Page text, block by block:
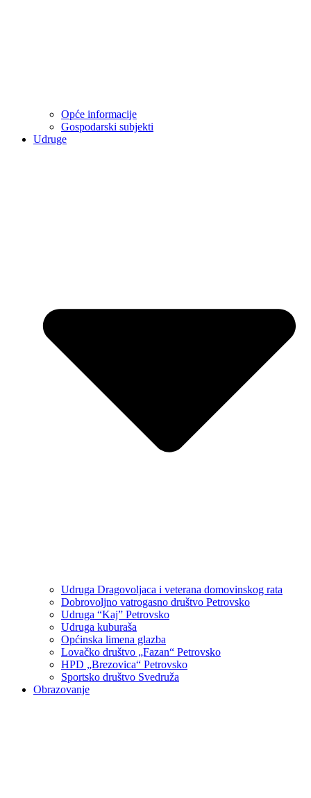
Opće informacije
Gospodarski subjekti
Udruge
Udruga Dragovoljaca i veterana domovinskog rata
Dobrovoljno vatrogasno društvo Petrovsko
Udruga “Kaj” Petrovsko
Udruga kuburaša
Općinska limena glazba
Lovačko društvo „Fazan“ Petrovsko
HPD „Brezovica“ Petrovsko
Sportsko društvo Svedruža
Obrazovanje